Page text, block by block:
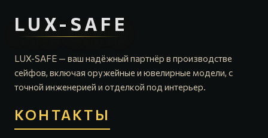
LUX-SAFE
LUX-SAFE — ваш надёжный партнёр в производстве
сейфов, включая оружейные и ювелирные модели, с
точной инженерией и отделкой под интерьер.
КОНТАКТЫ